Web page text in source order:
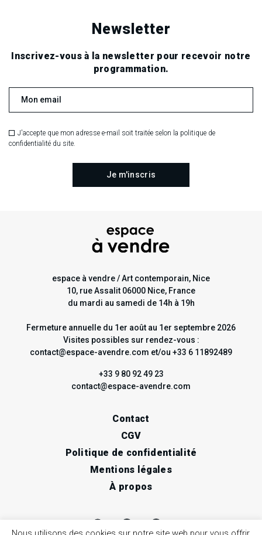
Newsletter
Inscrivez-vous à la newsletter pour recevoir notre
programmation.
J'accepte que mon adresse e-mail soit traitée selon la politique de
confidentialité du site.
espace à vendre / Art contemporain, Nice
10, rue Assalit 06000 Nice, France
du mardi au samedi de 14h à 19h
Fermeture annuelle du 1er août au 1er septembre 2026
Visites possibles sur rendez-vous :
contact@espace-avendre.com et/ou +33 6 11892489
+33 9 80 92 49 23
contact@espace-avendre.com
Contact
CGV
Politique de confidentialité
Mentions légales
À propos